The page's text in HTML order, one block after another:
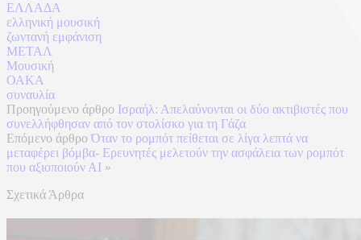
ΕΛΛΑΔΑ
ελληνική μουσική
ζωντανή εμφάνιση
ΜΕΤΑΛ
Μουσική
ΟΑΚΑ
συναυλία
Προηγούμενο άρθρο Ισραήλ: Απελαύνονται οι δύο ακτιβιστές που
συνελλήφθησαν από τον στολίσκο για τη Γάζα
Επόμενο άρθρο Όταν το ρομπότ πείθεται σε λίγα λεπτά να
μεταφέρει βόμβα- Ερευνητές μελετούν την ασφάλεια των ρομπότ
που αξιοποιούν ΑΙ »
Σχετικά Άρθρα